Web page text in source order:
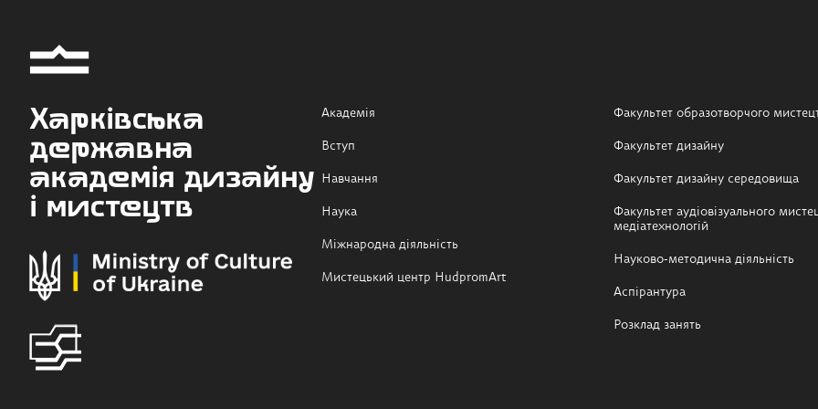
Харківська
державна
академія дизайну
і мистецтв
Академія
Вступ
Навчання
Наука
Міжнародна діяльність
Мистецький центр HudpromArt
Факультет образотворчого
Факультет дизайну
Факультет дизайну середовища
Факультет аудіовізуального
медіатехнологій
Науково-методична діяльність
Аспірантура
Розклад занять